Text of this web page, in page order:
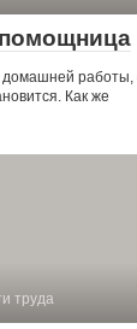
домашней работы,
Как же
труда